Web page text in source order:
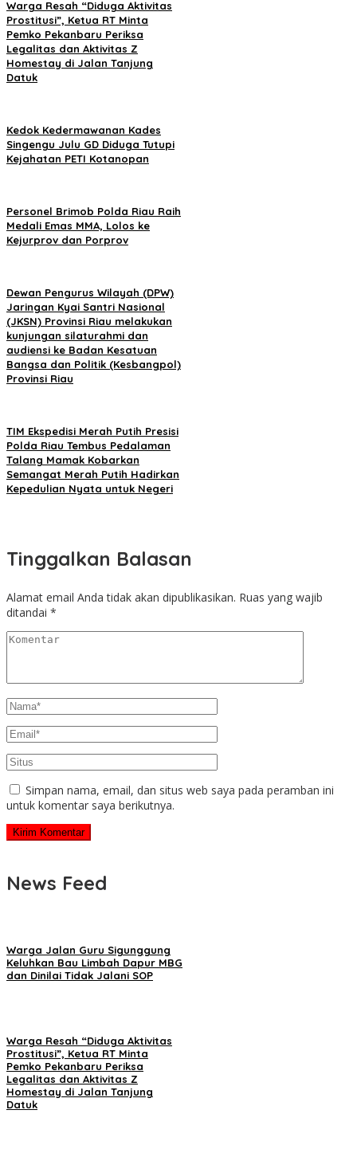
Warga Resah “Diduga Aktivitas
Prostitusi”, Ketua RT Minta
Pemko Pekanbaru Periksa
Legalitas dan Aktivitas Z
Homestay di Jalan Tanjung
Datuk
Kedok Kedermawanan Kades
Singengu Julu GD Diduga Tutupi
Kejahatan PETI Kotanopan
Personel Brimob Polda Riau Raih
Medali Emas MMA, Lolos ke
Kejurprov dan Porprov
Dewan Pengurus Wilayah (DPW)
Jaringan Kyai Santri Nasional
(JKSN) Provinsi Riau melakukan
kunjungan silaturahmi dan
audiensi ke Badan Kesatuan
Bangsa dan Politik (Kesbangpol)
Provinsi Riau
TIM Ekspedisi Merah Putih Presisi
Polda Riau Tembus Pedalaman
Talang Mamak Kobarkan
Semangat Merah Putih Hadirkan
Kepedulian Nyata untuk Negeri
Tinggalkan Balasan
Alamat email Anda tidak akan dipublikasikan. Ruas yang wajib
ditandai *
Simpan nama, email, dan situs web saya pada peramban ini
untuk komentar saya berikutnya.
News Feed
Warga Jalan Guru Sigunggung
Keluhkan Bau Limbah Dapur MBG
dan Dinilai Tidak Jalani SOP
Warga Resah “Diduga Aktivitas
Prostitusi”, Ketua RT Minta
Pemko Pekanbaru Periksa
Legalitas dan Aktivitas Z
Homestay di Jalan Tanjung
Datuk